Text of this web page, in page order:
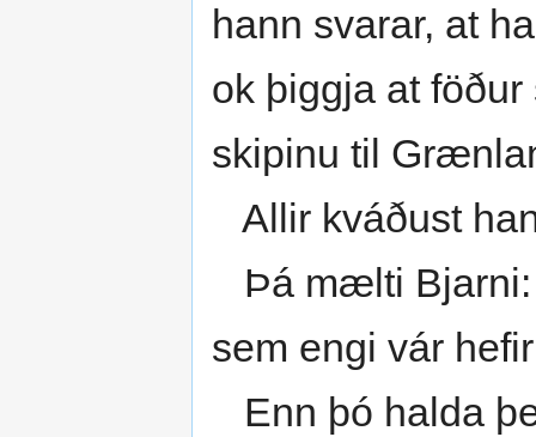
hann svarar, at
ok þiggja at
skipinu til
Allir kváðust
Þá mælti Bjarni:
sem engi vár
Enn þó halda